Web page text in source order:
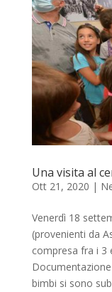
Una visita al
Ott 21, 2020 |
Venerdì 18
(provenienti da
compresa fra i 3
bimbi si sono